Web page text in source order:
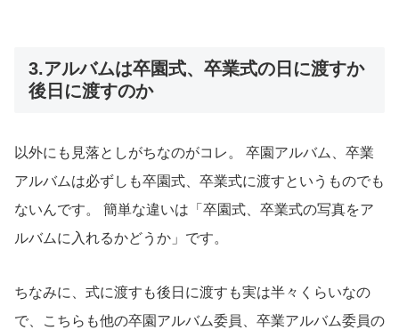
3.アルバムは卒園式、卒業式の日に渡すか
後日に渡すのか
以外にも見落としがちなのがコレ。 卒園アルバム、卒業
アルバムは必ずしも卒園式、卒業式に渡すというものでも
ないんです。 簡単な違いは「卒園式、卒業式の写真をア
ルバムに入れるかどうか」です。
ちなみに、式に渡すも後日に渡すも実は半々くらいなの
で、こちらも他の卒園アルバム委員、卒業アルバム委員の